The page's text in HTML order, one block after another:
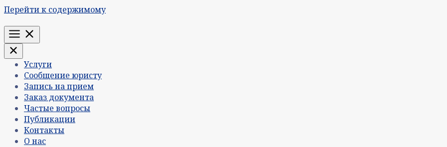
Перейти к содержимому
Меню
Услуги
Сообщение юристу
Запись на прием
Заказ документа
Частые вопросы
Публикации
Контакты
О нас